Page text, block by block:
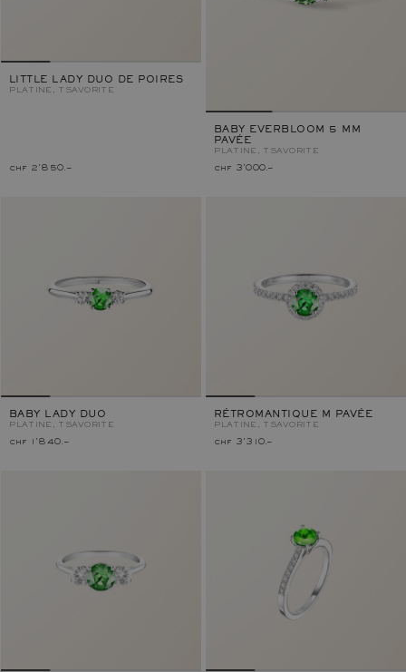
LITTLE LADY DUO DE POIRES
PLATINE, TSAVORITE
chf 2'850.–
BABY EVERBLOOM 5 MM
PAVÉE
PLATINE, TSAVORITE
chf 3'000.–
BABY LADY DUO
PLATINE, TSAVORITE
chf 1'840.–
RÉTROMANTIQUE M PAVÉE
PLATINE, TSAVORITE
chf 3'310.–